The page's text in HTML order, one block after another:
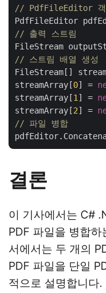
// PdfFileEditor 객
PdfFileEditor
// 출력 스트림
FileStream
// 스트림 배열 생성
FileStream[]
streamArray[0] =
streamArray[1 ] =
streamArray[2] =
// 파일 병합
결론
이 기사에서는 C#
PDF 파일을 병합
서에서는 두 개의
PDF 파일을 단일
적으로 설명합니다